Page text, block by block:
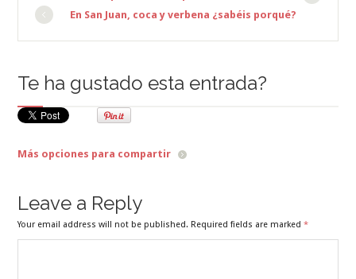
En San Juan, coca y verbena ¿sabéis porqué?
Te ha gustado esta entrada?
Más opciones para compartir
Leave a Reply
Your email address will not be published. Required fields are marked*